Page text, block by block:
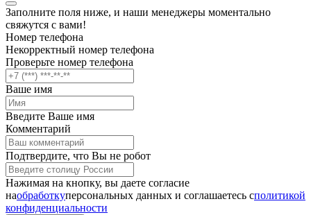
Заполните поля ниже, и наши менеджеры моментально
свяжутся с вами!
Номер телефона
Некорректный номер телефона
Проверьте номер телефона
Ваше имя
Введите Ваше имя
Комментарий
Подтвердите, что Вы не робот
Нажимая на кнопку, вы даете согласие
наобработкуперсональных данных и соглашаетесь cполитикой
конфиденциальности